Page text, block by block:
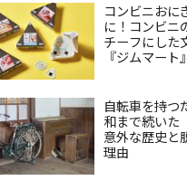
コンビニおに
に！コンビニ
チーフにした
『ジムマート
自転車を持つ
和まで続いた
意外な歴史と
理由